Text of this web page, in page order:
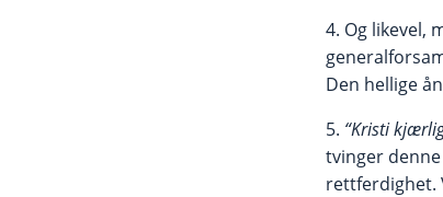
4. Og likevel,
Den hellige
5. “Kristi
tvinger
rettferdighet.